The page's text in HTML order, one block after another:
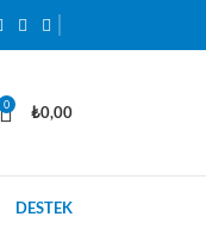
0 ₺0,00
DESTEK